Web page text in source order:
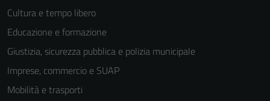
Cultura e tempo libero
Educazione e formazione
Giustizia, sicurezza pubblica e polizia municipale
Imprese, commercio e SUAP
Mobilità e trasporti